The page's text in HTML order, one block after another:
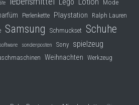
Mode
Perlenkette Playstation Ralph Lauren
Samsung Schmuckset Schuhe
software sonderposten Sony spielzeug
Weihnachten Werkzeug